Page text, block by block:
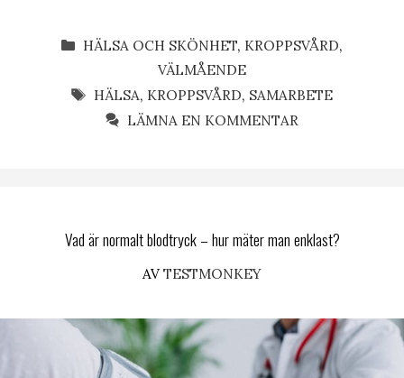
KATEGORIER
HÄLSA OCH SKÖNHET, KROPPSVÅRD,
VÄLMÅENDE
ETIKETTER
HÄLSA, KROPPSVÅRD, SAMARBETE
LÄMNA EN KOMMENTAR
Vad är normalt blodtryck – hur mäter man enklast?
AVTESTMONKEY